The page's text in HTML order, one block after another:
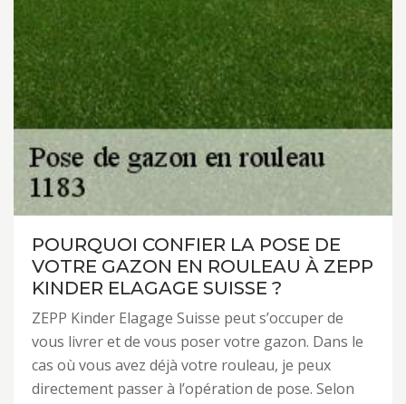
POURQUOI CONFIER LA POSE DE
VOTRE GAZON EN ROULEAU À ZEPP
KINDER ELAGAGE SUISSE ?
ZEPP Kinder Elagage Suisse peut s’occuper de
vous livrer et de vous poser votre gazon. Dans le
cas où vous avez déjà votre rouleau, je peux
directement passer à l’opération de pose. Selon